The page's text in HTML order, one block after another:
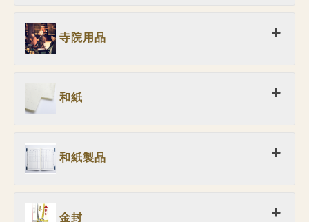
寺院用品
和紙
和紙製品
金封